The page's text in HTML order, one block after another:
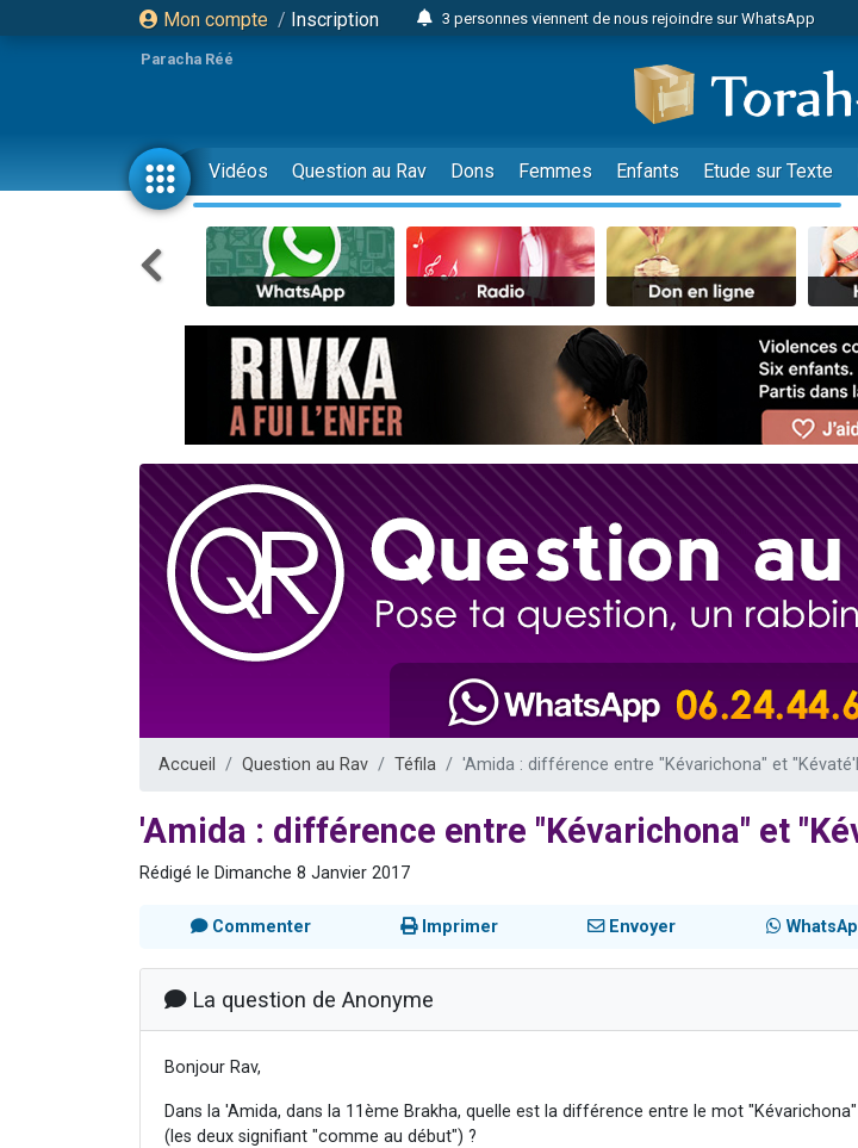
Mon compte / Inscription
2 personnes viennent de nous rejoindre sur WhatsApp
2 nouvelles musiques dans Torah-Box Music
8 personnes viennent de faire un don pour Tsédaka :
4 personnes viennent de faire un don pour Diane, 80
Nouvelle émission radio : Visions de grandeur n°104 : Le
61 personnes viennent de demander une bénédiction
39 personnes viennent de faire un don pour Sauvez la
Il reste 49 places pour étudier en groupe sur Zoom
Ariel vient de donner son Maasser
Nathaniel vient de donner son Maasser
6 personnes viennent de faire un don pour 5 enfants
2 personnes viennent de faire un don pour Reloger
10 personnes viennent de demander une bénédiction
Il reste 49 places pour étudier en groupe sur Zoom
Dovan vient de donner son Maasser
2 personnes viennent de nous rejoindre sur WhatsApp
Malgorzata vient de donner son Maasser
3 personnes viennent de nous rejoindre sur WhatsApp
Paracha Réé
Vidéos Question au Rav Dons Femmes Enfants Etude sur Texte
Accueil Question au Rav Téfila 'Amida : différence entre "Kévarichona" et
'Amida : différence entre "Kévarichona" et
Rédigé le Dimanche 8 Janvier 2017
Commenter Imprimer Envoyer
La question de Anonyme
Bonjour Rav,
Dans la 'Amida, dans la 11ème Brakha, quelle est la différence entre le mot
(les deux signifiant "comme au début") ?